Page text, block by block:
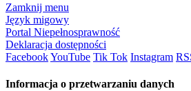
Zamknij menu
Język migowy
Portal Niepełnosprawność
Deklaracja dostępności
FacebookYouTube Tik Tok Instagram
Informacja o przetwarzaniu danych